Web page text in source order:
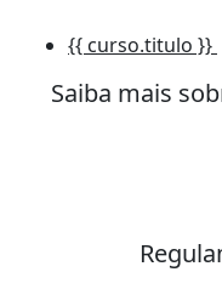
{{ curso.titulo }}
Saiba mais